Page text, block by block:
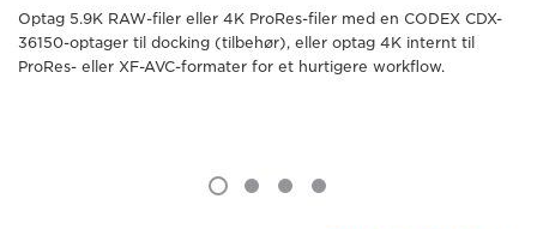
Optag 5.9K RAW-filer eller 4K ProRes-filer med en CODEX CDX-
36150-optager til docking (tilbehør), eller optag 4K internt til
ProRes- eller XF-AVC-formater for et hurtigere workflow.